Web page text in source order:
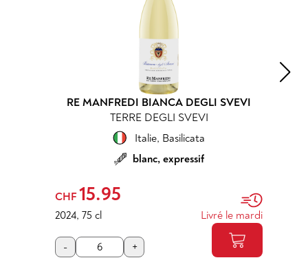
RE MANFREDI BIANCA DEGLI SVEVI
TERRE DEGLI SVEVI
Italie, Basilicata
blanc, expressif
CHF 15.95
2024, 75 cl Livré le mardi
- +